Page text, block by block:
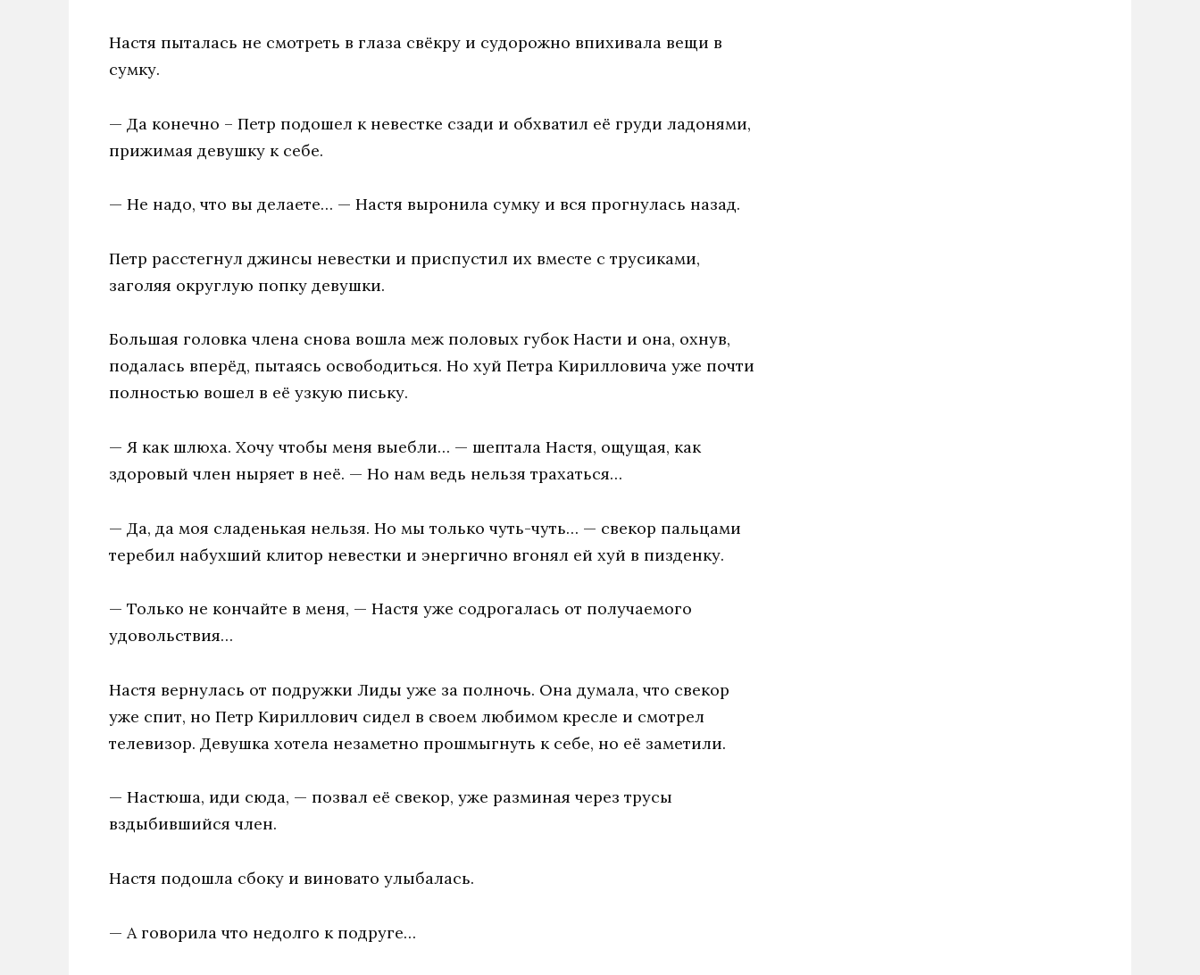
Настя пыталась не смотреть в глаза свёкру и судорожно впихивала вещи в
сумку.
— Да конечно – Петр подошел к невестке сзади и обхватил её груди ладонями,
прижимая девушку к себе.
— Не надо, что вы делаете… — Настя выронила сумку и вся прогнулась назад.
Петр расстегнул джинсы невестки и приспустил их вместе с трусиками,
заголяя округлую попку девушки.
Большая головка члена снова вошла меж половых губок Насти и она, охнув,
подалась вперёд, пытаясь освободиться. Но хуй Петра Кирилловича уже почти
полностью вошел в её узкую письку.
— Я как шлюха. Хочу чтобы меня выебли… — шептала Настя, ощущая, как
здоровый член ныряет в неё. — Но нам ведь нельзя трахаться…
— Да, да моя сладенькая нельзя. Но мы только чуть-чуть… — свекор пальцами
теребил набухший клитор невестки и энергично вгонял ей хуй в пизденку.
— Только не кончайте в меня, — Настя уже содрогалась от получаемого
удовольствия…
Настя вернулась от подружки Лиды уже за полночь. Она думала, что свекор
уже спит, но Петр Кириллович сидел в своем любимом кресле и смотрел
телевизор. Девушка хотела незаметно прошмыгнуть к себе, но её заметили.
— Настюша, иди сюда, — позвал её свекор, уже разминая через трусы
вздыбившийся член.
Настя подошла сбоку и виновато улыбалась.
— А говорила что недолго к подруге…